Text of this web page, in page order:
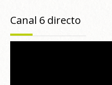
Programas emitidos
Canal 6 directo